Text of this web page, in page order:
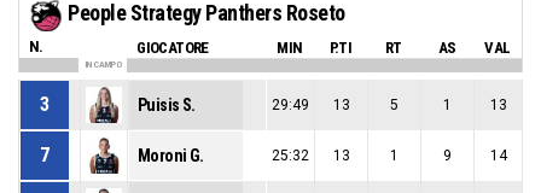
People Strategy Panthers Roseto
N. GIOCATORE MIN P.TI RT AS VAL
IN CAMPO
3 Puisis S. 29:49 13 5 1 13
7 Moroni G. 25:32 13 1 9 14